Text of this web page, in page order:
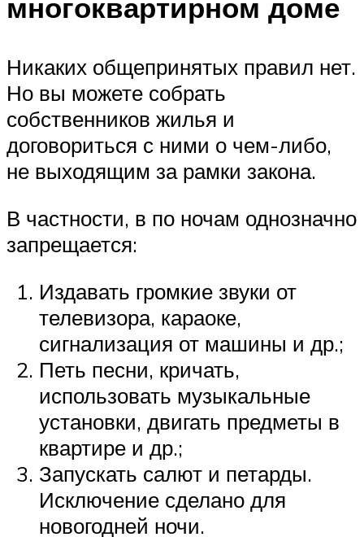
многоквартирном доме
Никаких общепринятых правил нет.
Но вы можете собрать
собственников жилья и
договориться с ними о чем-либо,
не выходящим за рамки закона.
В частности, в по ночам однозначно
запрещается:
Издавать громкие звуки от
телевизора, караоке,
сигнализация от машины и др.;
Петь песни, кричать,
использовать музыкальные
установки, двигать предметы в
квартире и др.;
Запускать салют и петарды.
Исключение сделано для
новогодней ночи.